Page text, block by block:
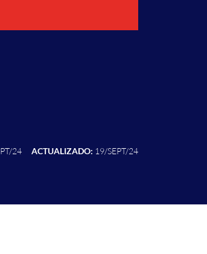
24 ACTUALIZADO: 19/SEPT/24